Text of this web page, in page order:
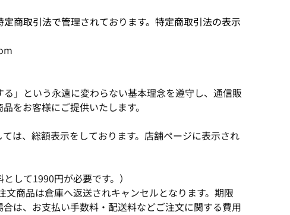
商取引法で管理されております。特定商取引法の表示
」という永遠に変わらない基本理念を遵守し、通信販
をお客様にご提供いたします。
は、総額表示をしております。店舗ページに表示され
して1990円が必要です。）
商品は倉庫へ返送されキャンセルとなります。期限
は、お支払い手数料・配送料などご注文に関する費用